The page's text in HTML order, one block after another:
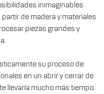
inimaginables
de madera y materiales
piezas grandes y
su proceso de
en un abrir y cerrar de
llevaría mucho más tiempo.